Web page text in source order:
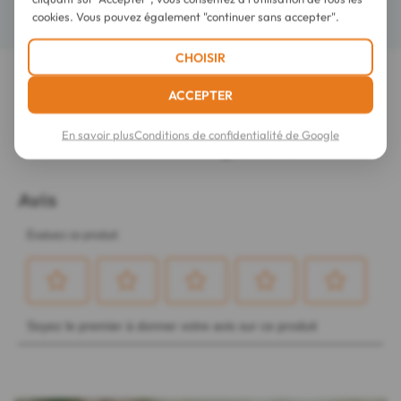
Détails
LES DERNIERS AVIS SUR CET ARTICLE
Mennen Déodorant Green Yuzu Fraîcheur
48H Stick Large 60 ml
cookies. Vous pouvez également "continuer sans accepter".
CHOISIR
ACCEPTER
En savoir plusConditions de confidentialité de Google